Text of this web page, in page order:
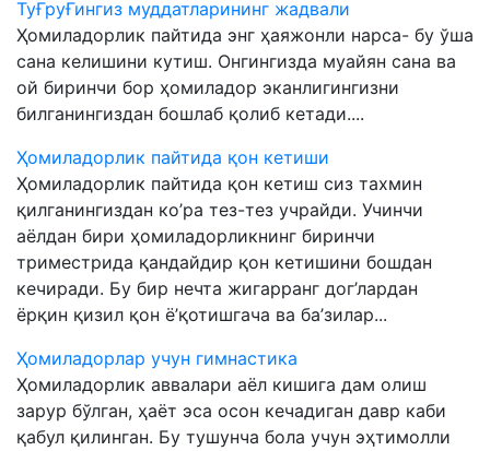
ТуҒруҒингиз муддатларининг жадвали
Ҳомиладорлик пайтида энг ҳаяжонли нарса- бу ўша
сана келишини кутиш. Онгингизда муайян сана ва
ой биринчи бор ҳомиладор эканлигингизни
билганингиздан бошлаб қолиб кетади....
Ҳомиладорлик пайтида қон кетиши
Ҳомиладорлик пайтида қон кетиш сиз тахмин
қилганингиздан ко’ра тез-тез учрайди. Учинчи
аёлдан бири ҳомиладорликнинг биринчи
триместрида қандайдир қон кетишини бошдан
кечиради. Бу бир нечта жигарранг дог’лардан
ёрқин қизил қон ё’қотишгача ва ба’зилар...
Ҳомиладорлар учун гимнастика
Ҳомиладорлик аввалари аёл кишига дам олиш
зарур бўлган, ҳаёт эса осон кечадиган давр каби
қабул қилинган. Бу тушунча бола учун эҳтимолли